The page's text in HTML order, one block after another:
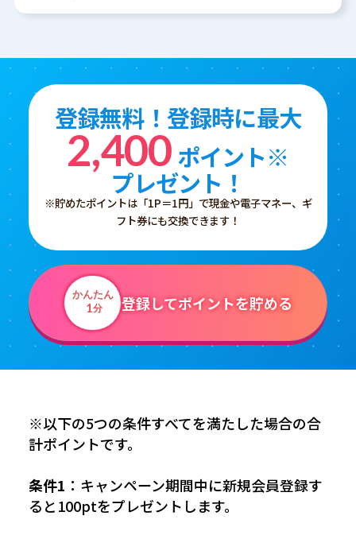
登録無料！登録時に最大
2,400ポイント※
プレゼント！
※貯めたポイントは「1P＝1円」で現金や電子マネー、ギ
フト券にも交換できます！
かんたん
1分 登録してポイントを貯める
※以下の5つの条件すべてを満たした場合の合
計ポイントです。
条件1 ：キャンペーン期間中に新規会員登録す
ると100ptをプレゼントします。